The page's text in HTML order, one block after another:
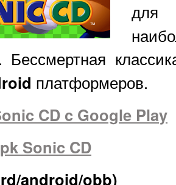
Бессмертная
платформеров.
CD c Google Play
Sonic CD
android/obb)